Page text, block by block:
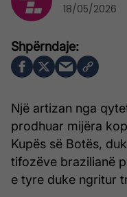
Një artizan nga
prodhuar mijëra
Kupës së Botës,
tifozëve brazilianë
e tyre duke ngritur
18/05/2026